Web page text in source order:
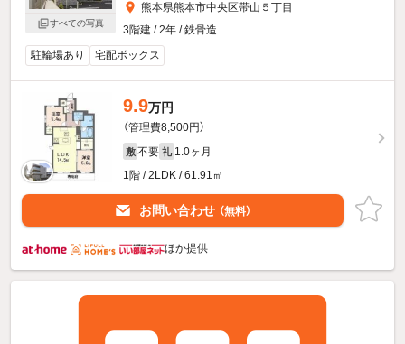
すべての写真
熊本県熊本市中央区帯山５丁目
3階建 / 2年 / 鉄骨造
駐輪場あり
宅配ボックス
9.9万円
（管理費8,500円）
敷 不要 礼 1.0ヶ月
1階 / 2LDK / 61.91㎡
お問い合わせ （無料）
ほか提供